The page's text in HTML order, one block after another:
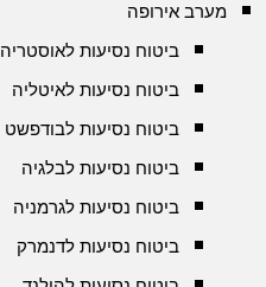
מערב אירופה
ביטוח נסיעות לאוסטריה
ביטוח נסיעות לאיטליה
ביטוח נסיעות לבודפשט
ביטוח נסיעות לבלגיה
ביטוח נסיעות לגרמניה
ביטוח נסיעות לדנמרק